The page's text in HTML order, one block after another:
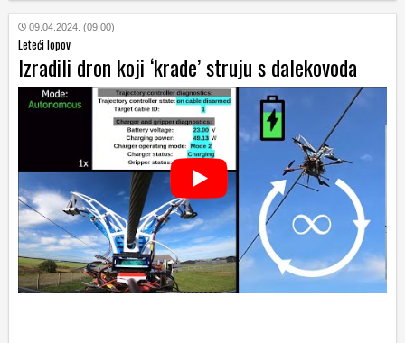
09.04.2024. (09:00)
Leteći lopov
Izradili dron koji ‘krade’ struju s dalekovoda